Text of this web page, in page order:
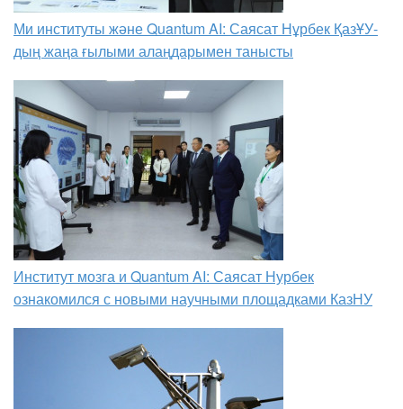
Ми институты және Quantum AI: Саясат Нұрбек ҚазҰУ-
дың жаңа ғылыми алаңдарымен танысты
Институт мозга и Quantum AI: Саясат Нурбек
ознакомился с новыми научными площадками КазНУ